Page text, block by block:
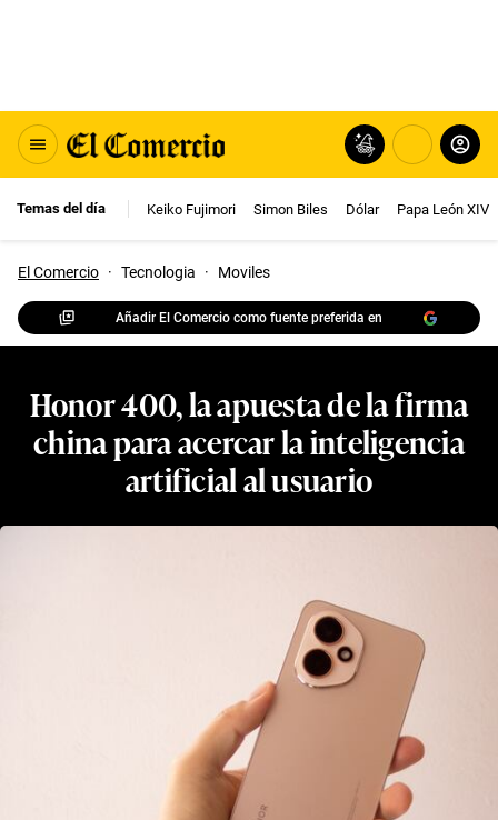
Temas del día Keiko Fujimori Simon Biles Dólar Papa León XIV
El Comercio · Tecnologia · Moviles
Añadir El Comercio como fuente preferida en
Honor 400, la apuesta de la firma
china para acercar la inteligencia
artificial al usuario